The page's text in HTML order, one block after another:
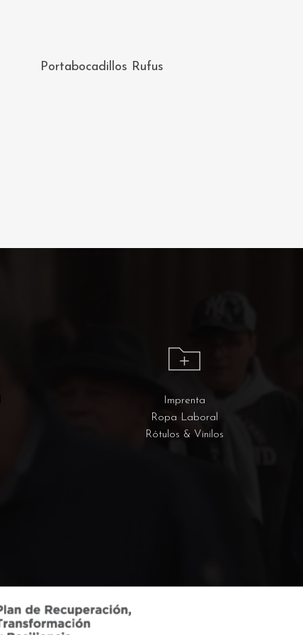
AÑADIR AL
Portabocadillos Rufus
Imprenta
Ropa Laboral
Rótulos & Vinilos